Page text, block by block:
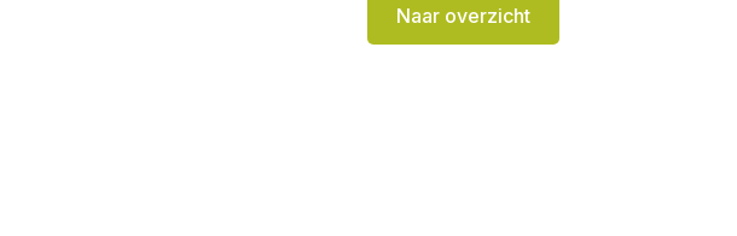
Naar overzicht